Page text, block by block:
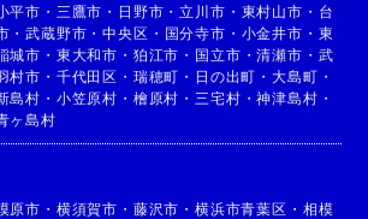
平市 ・ 三鷹市 ・ 日野市 ・立川市 ・ 東村山市 ・ 台
・武蔵野市 ・中央区 ・ 国分寺市 ・ 小金井市 ・ 東
城市 ・ 東大和市 ・ 狛江市 ・ 国立市 ・清瀬市 ・ 武
村市 ・ 千代田区 ・ 瑞穂町 ・ 日の出町 ・大島町 ・
島村 ・ 小笠原村 ・ 檜原村 ・ 三宅村 ・神津島村 ・
ヶ島村
原市 ・ 横須賀市 ・ 藤沢市 ・横浜市青葉区 ・ 相模